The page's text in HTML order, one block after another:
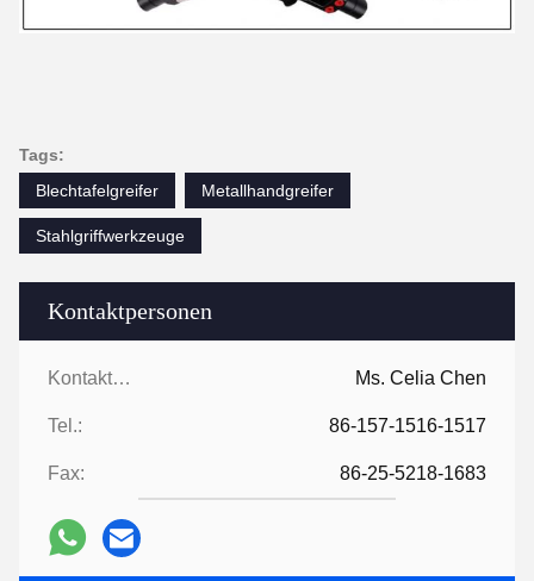
Kontaktpersonen
Kontaktpersonen: Ms. Celia Chen
Tel.: 86-157-1516-1517
Fax: 86-25-5218-1683
Tags:
Blechtafelgreifer
Metallhandgreifer
Stahlgriffwerkzeuge